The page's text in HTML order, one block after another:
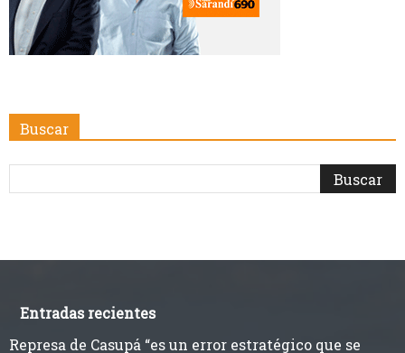
Buscar
Entradas recientes
Represa de Casupá “es un error estratégico que se